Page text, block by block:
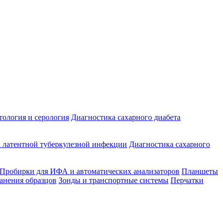
и серология Диагностика сахарного диабета
латентной туберкулезной инфекции Диагностика сахарного
Пробирки для ИФА и автоматических анализаторов Планшеты
образцов Зонды и транспортные системы Перчатки